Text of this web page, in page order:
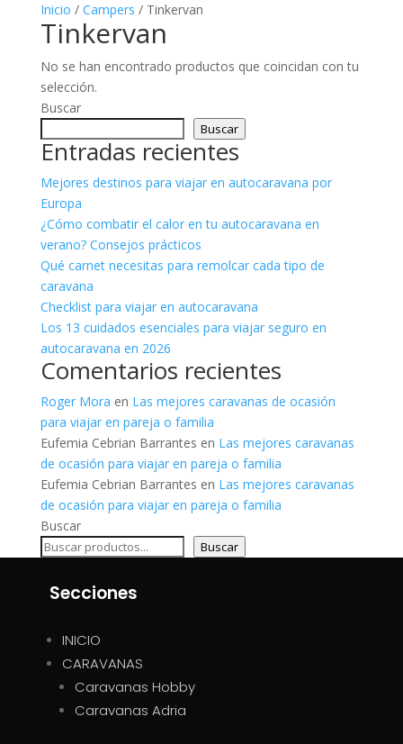
Inicio / Campers / Tinkervan
Tinkervan
No se han encontrado productos que coincidan con tu
selección.
Buscar
Buscar
Entradas recientes
Mejores destinos para viajar en autocaravana por
Europa
¿Cómo combatir el calor en tu autocaravana en
verano? Consejos prácticos
Qué carnet necesitas para remolcar cada tipo de
caravana
Checklist para viajar en autocaravana
Los 13 cuidados esenciales para viajar seguro en
autocaravana en 2026
Comentarios recientes
Roger Mora en Las mejores caravanas de ocasión
para viajar en pareja o familia
Eufemia Cebrian Barrantes en Las mejores caravanas
de ocasión para viajar en pareja o familia
Eufemia Cebrian Barrantes en Las mejores caravanas
de ocasión para viajar en pareja o familia
Buscar
Buscar
Secciones
INICIO
CARAVANAS
Caravanas Hobby
Caravanas Adria